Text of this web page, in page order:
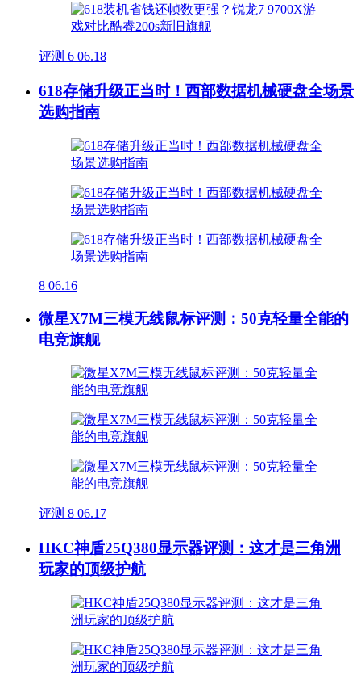
评测 6 06.18
618存储升级正当时！西部数据机械硬盘全场景
选购指南
8 06.16
微星X7M三模无线鼠标评测：50克轻量全能的
电竞旗舰
评测 8 06.17
HKC神盾25Q380显示器评测：这才是三角洲
玩家的顶级护航